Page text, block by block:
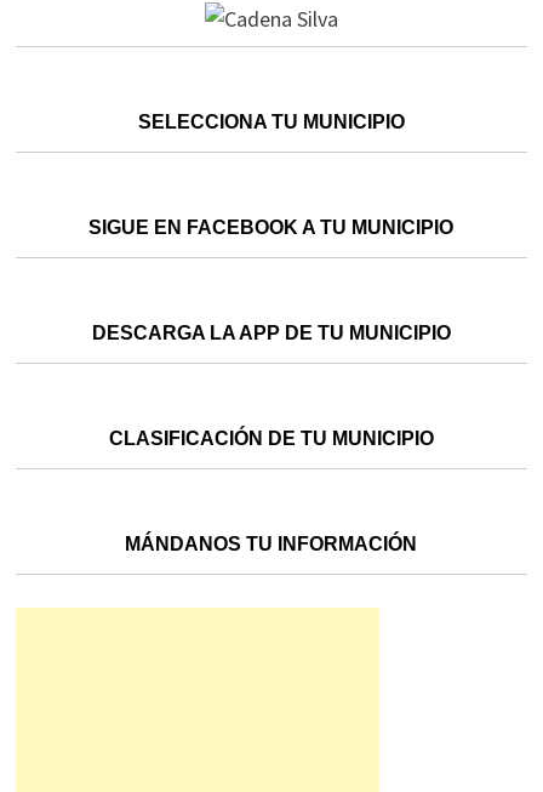
SELECCIONA TU MUNICIPIO
SIGUE EN FACEBOOK A TU MUNICIPIO
DESCARGA LA APP DE TU MUNICIPIO
CLASIFICACIÓN DE TU MUNICIPIO
MÁNDANOS TU INFORMACIÓN